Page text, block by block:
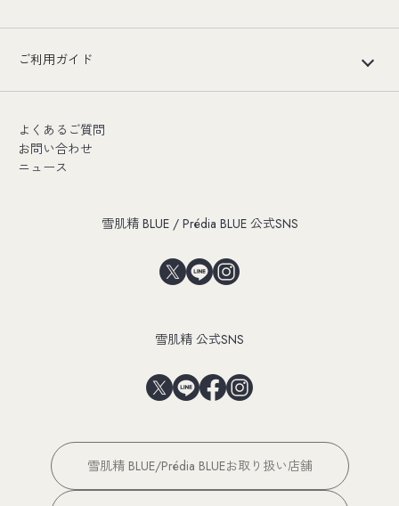
ご利用ガイド
よくあるご質問
お問い合わせ
ニュース
雪肌精 BLUE / Prédia BLUE 公式SNS
雪肌精 公式SNS
雪肌精 BLUE/Prédia BLUEお取り扱い店舗